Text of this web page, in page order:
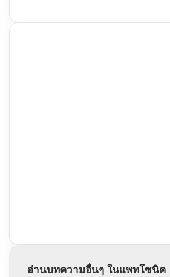
อ่านบทความอื่นๆ ในแพทโซนิค